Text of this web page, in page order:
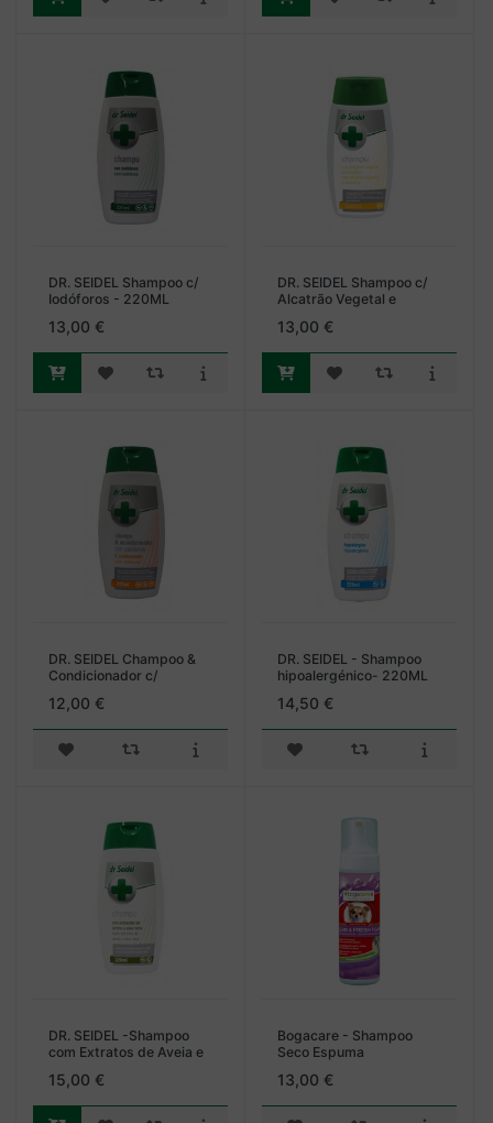
DR. SEIDEL Shampoo c/
Iodóforos - 220ML
13,00 €
DR. SEIDEL Shampoo c/
Alcatrão Vegetal e
13,00 €
DR. SEIDEL Champoo &
Condicionador c/
12,00 €
DR. SEIDEL - Shampoo
hipoalergénico- 220ML
14,50 €
DR. SEIDEL -Shampoo
com Extratos de Aveia e
15,00 €
Bogacare - Shampoo
Seco Espuma
13,00 €